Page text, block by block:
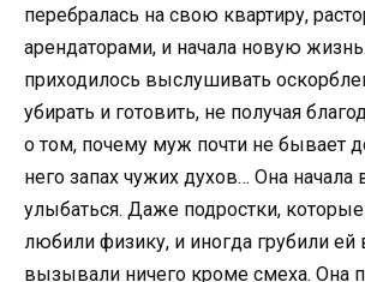
перебралась на свою квартиру,
арендаторами, и начала новую
приходилось выслушивать
убирать и готовить, не получая
о том, почему муж почти не бывает
него запах чужих духов… Она начала
улыбаться. Даже подростки,
любили физику, и иногда грубили
вызывали ничего кроме смеха. Она